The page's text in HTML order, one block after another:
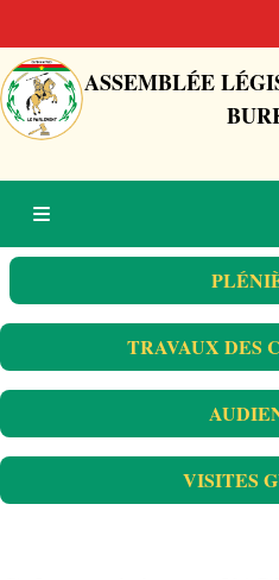
ASSEMBLÉE
TRAVAUX DES
VISITES